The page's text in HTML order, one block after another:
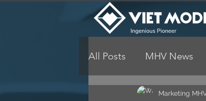
All Posts MHV News
Marketing